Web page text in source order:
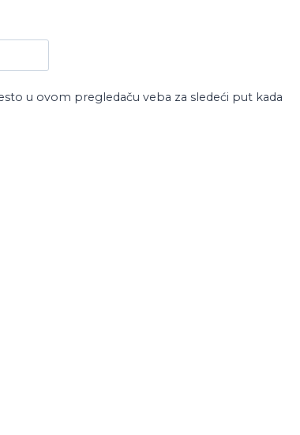
u ovom pregledaču veba za sledeći put kada